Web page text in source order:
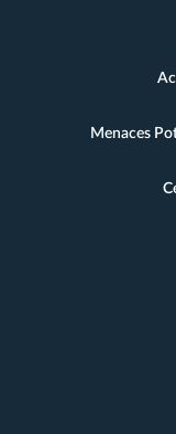
Menaces